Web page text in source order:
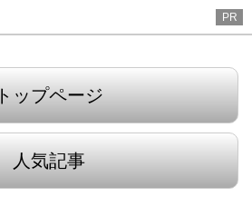
PR
トップページ
人気記事